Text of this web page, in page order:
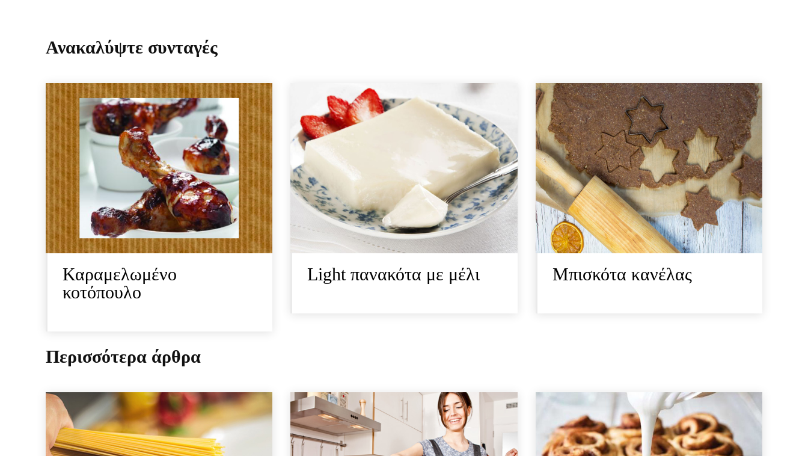
Ανακαλύψτε συνταγές
Καραμελωμένο
κοτόπουλο
Light πανακότα με μέλι Μπισκότα κανέλας
Περισσότερα άρθρα